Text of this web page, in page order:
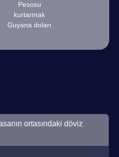
Pesosu
kurtarmak
Guyana doları
ortasındaki döviz